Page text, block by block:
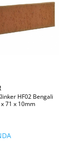
HF02 Bengali
71 x 10mm